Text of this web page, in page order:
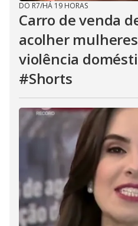
DO R7/HÁ 19 HORAS
Carro de venda
acolher
violência
#Shorts